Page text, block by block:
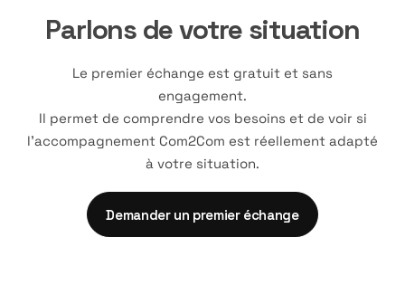
Parlons de votre situation
Le premier échange est gratuit et sans
engagement.
Il permet de comprendre vos besoins et de voir si
l’accompagnement Com2Com est réellement adapté
à votre situation.
Demander un premier échange